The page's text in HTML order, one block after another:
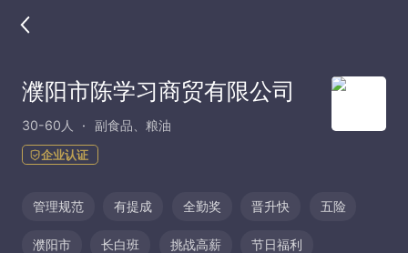
濮阳市陈学习商贸有限公司
30-60人 副食品、粮油
企业认证
管理规范 有提成 全勤奖 晋升快 五险
濮阳市 长白班 挑战高薪 节日福利